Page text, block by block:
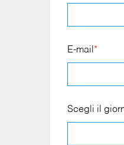
E-mail *
Scegli il